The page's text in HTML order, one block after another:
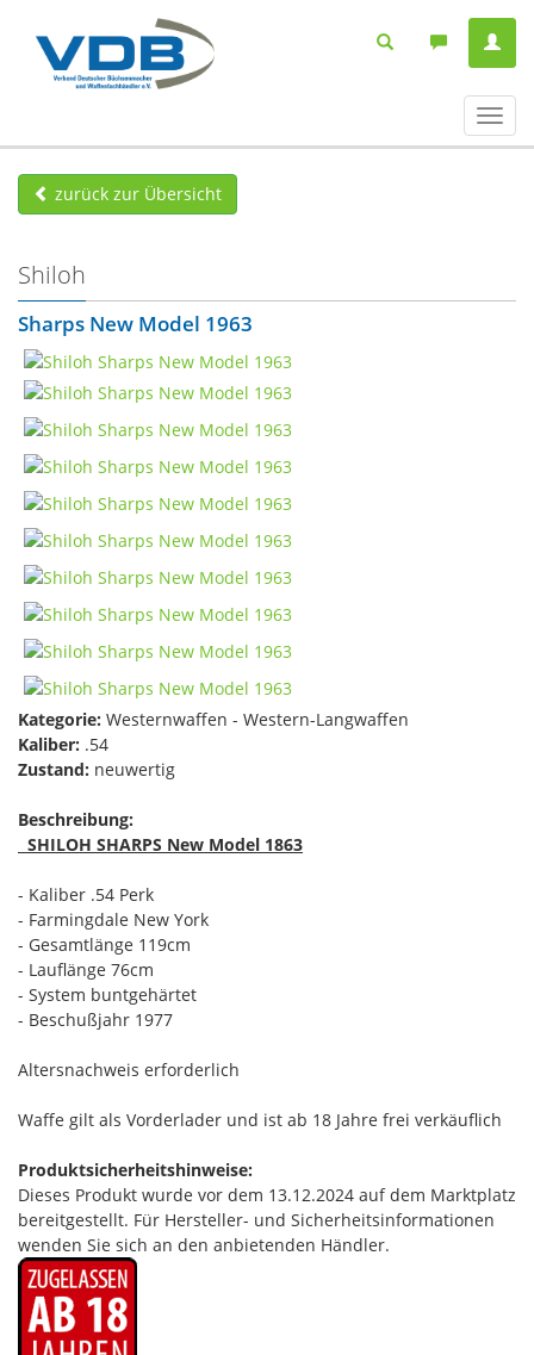
ein-/
zurück zur Übersicht
Shiloh
Sharps New Model 1963
Kategorie: Westernwaffen - Western-Langwaffen
Kaliber: .54
Zustand: neuwertig
Beschreibung:
SHILOH SHARPS New Model 1863
- Kaliber .54 Perk
- Farmingdale New York
- Gesamtlänge 119cm
- Lauflänge 76cm
- System buntgehärtet
- Beschußjahr 1977
Altersnachweis erforderlich
Waffe gilt als Vorderlader und ist ab 18 Jahre frei verkäuflich
Produktsicherheitshinweise:
Dieses Produkt wurde vor dem 13.12.2024 auf dem Marktplatz
bereitgestellt. Für Hersteller- und Sicherheitsinformationen
wenden Sie sich an den anbietenden Händler.